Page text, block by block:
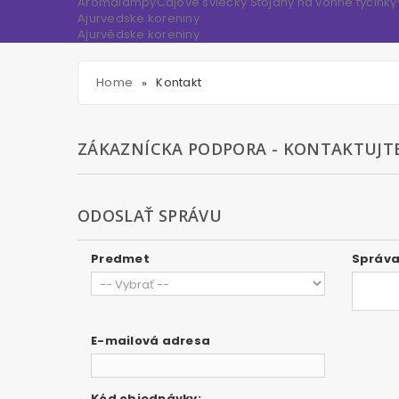
Ajurvedske koreniny
Ajurvédske koreniny
Home » Kontakt
ZÁKAZNÍCKA PODPORA -
ODOSLAŤ SPRÁVU
Predmet
E-mailová adresa
Správa